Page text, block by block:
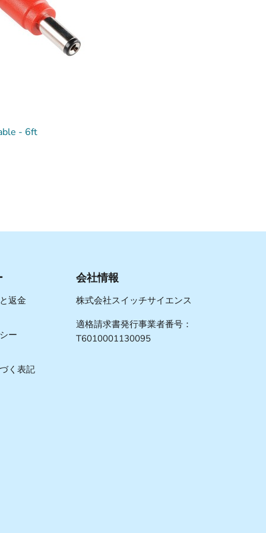
- 6ft
返金
ー
く表記
会社情報
株式会社スイッチサイエンス
適格請求書発行事業者番号：
T6010001130095